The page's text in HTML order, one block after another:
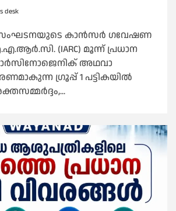
desk
സംഘടനയുടെ കാൻസർ ഗവേഷണ
(IARC) മൂന്ന് പ്രധാന
അഥവാ
ഗ്രൂപ്പ് 1 പട്ടികയില്‍